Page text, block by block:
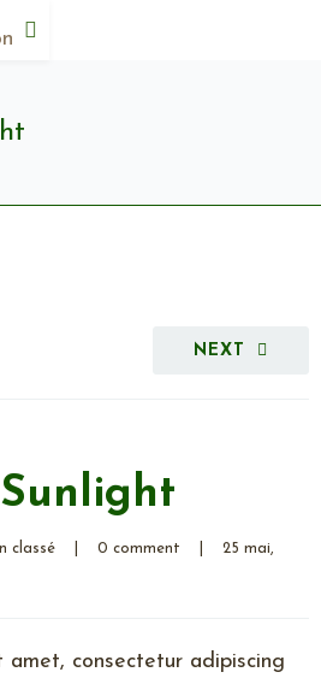
NEXT
classé 0 comment
25 mai,
amet, consectetur adipiscing